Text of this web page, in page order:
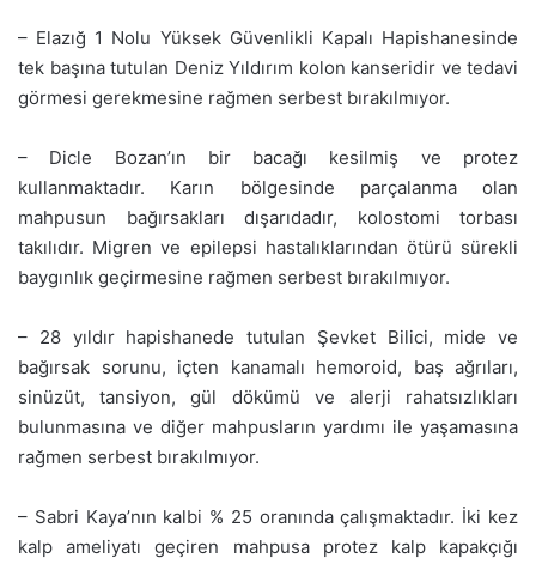
– Elazığ 1 Nolu Yüksek Güvenlikli Kapalı Hapishanesinde
tek başına tutulan Deniz Yıldırım kolon kanseridir ve tedavi
görmesi gerekmesine rağmen serbest bırakılmıyor.
– Dicle Bozan’ın bir bacağı kesilmiş ve protez
kullanmaktadır. Karın bölgesinde parçalanma olan
mahpusun bağırsakları dışarıdadır, kolostomi torbası
takılıdır. Migren ve epilepsi hastalıklarından ötürü sürekli
baygınlık geçirmesine rağmen serbest bırakılmıyor.
– 28 yıldır hapishanede tutulan Şevket Bilici, mide ve
bağırsak sorunu, içten kanamalı hemoroid, baş ağrıları,
sinüzüt, tansiyon, gül dökümü ve alerji rahatsızlıkları
bulunmasına ve diğer mahpusların yardımı ile yaşamasına
rağmen serbest bırakılmıyor.
– Sabri Kaya’nın kalbi % 25 oranında çalışmaktadır. İki kez
kalp ameliyatı geçiren mahpusa protez kalp kapakçığı